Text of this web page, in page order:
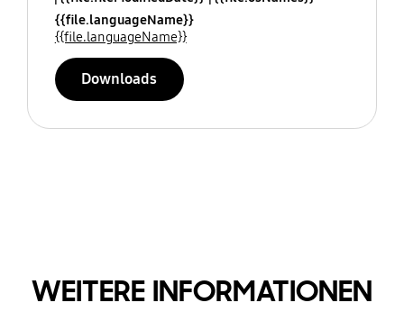
{{file.languageName}}
{{file.languageName}}
Downloads
WEITERE INFORMATIONEN